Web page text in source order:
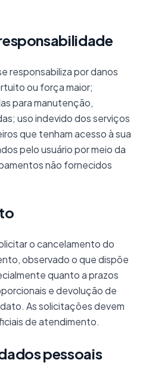
responsabiliza por danos
ou força maior;
para manutenção,
uso indevido dos serviços
que tenham acesso à sua
pelo usuário por meio da
não fornecidos
o cancelamento do
observado o que dispõe
quanto a prazos
e devolução de
As solicitações devem
de atendimento.
pessoais